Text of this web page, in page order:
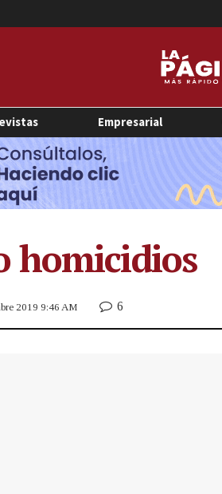
Empresarial
homicidios
2019 9:46 AM 6